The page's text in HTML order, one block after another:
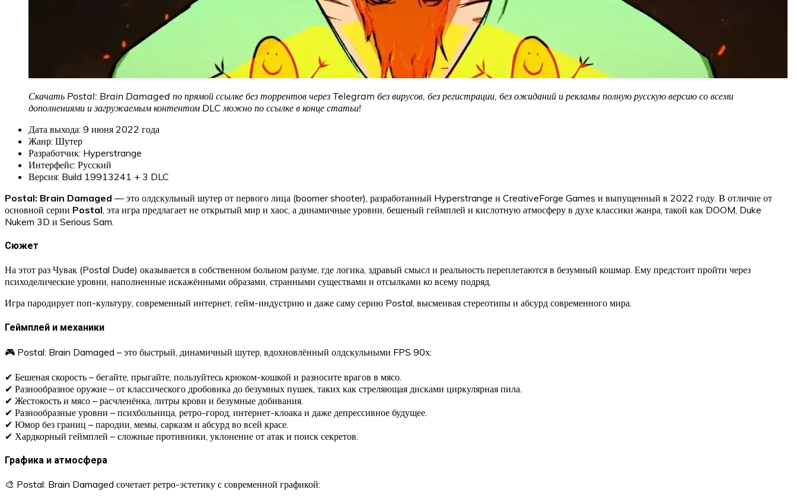
Скачать Postal: Brain Damaged по прямой ссылке без торрентов через Telegram без вирусов, без регистрации, без ожиданий и рекламы полную русскую версию со всеми
дополнениями и загружаемым контентом DLC можно по ссылке в конце статьи!
Дата выхода: 9 июня 2022 года
Жанр: Шутер
Разработчик: Hyperstrange
Интерфейс: Русский
Версия: Build 19913241 + 3 DLC
Postal: Brain Damaged — это олдскульный шутер от первого лица (boomer shooter), разработанный Hyperstrange и CreativeForge Games и выпущенный в 2022 году. В отличие от
основной серии Postal , эта игра предлагает не открытый мир и хаос, а динамичные уровни, бешеный геймплей и кислотную атмосферу в духе классики жанра, такой как DOOM, Duke
Nukem 3D и Serious Sam.
Сюжет
На этот раз Чувак (Postal Dude) оказывается в собственном больном разуме, где логика, здравый смысл и реальность переплетаются в безумный кошмар. Ему предстоит пройти через
психоделические уровни, наполненные искажёнными образами, странными существами и отсылками ко всему подряд.
Игра пародирует поп-культуру, современный интернет, гейм-индустрию и даже саму серию Postal, высмеивая стереотипы и абсурд современного мира.
Геймплей и механики
🎮 Postal: Brain Damaged – это быстрый, динамичный шутер, вдохновлённый олдскульными FPS 90х:
✔ Бешеная скорость – бегайте, прыгайте, пользуйтесь крюком-кошкой и разносите врагов в мясо.
✔ Разнообразное оружие – от классического дробовика до безумных пушек, таких как стреляющая дисками циркулярная пила.
✔ Жестокость и мясо – расчленёнка, литры крови и безумные добивания.
✔ Разнообразные уровни – психбольница, ретро-город, интернет-клоака и даже депрессивное будущее.
✔ Юмор без границ – пародии, мемы, сарказм и абсурд во всей красе.
✔ Хардкорный геймплей – сложные противники, уклонение от атак и поиск секретов.
Графика и атмосфера
🎨 Postal: Brain Damaged сочетает ретро-эстетику с современной графикой: